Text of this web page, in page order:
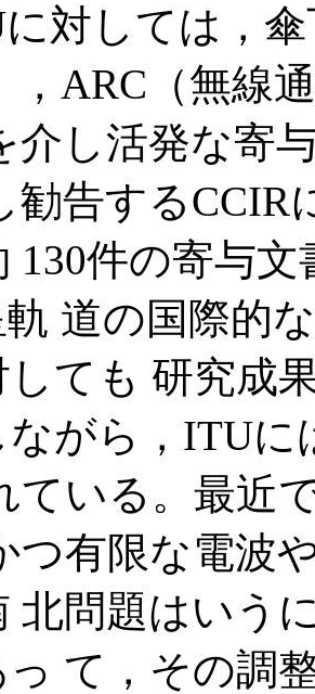
対しては，
，ARC（無線
介し活発な寄
勧告するCCIR
130件の寄与
道の国際的
しても 研究成
がら，ITUに
ている。最近
つ有限な電波
北問題はいう
て，その調